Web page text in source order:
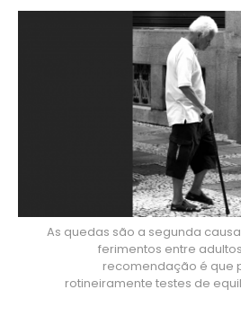
As quedas são a segunda
ferimentos entre
recomendação é que
rotineiramente testes de